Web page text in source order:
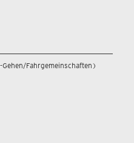
Fahrgemeinschaften)